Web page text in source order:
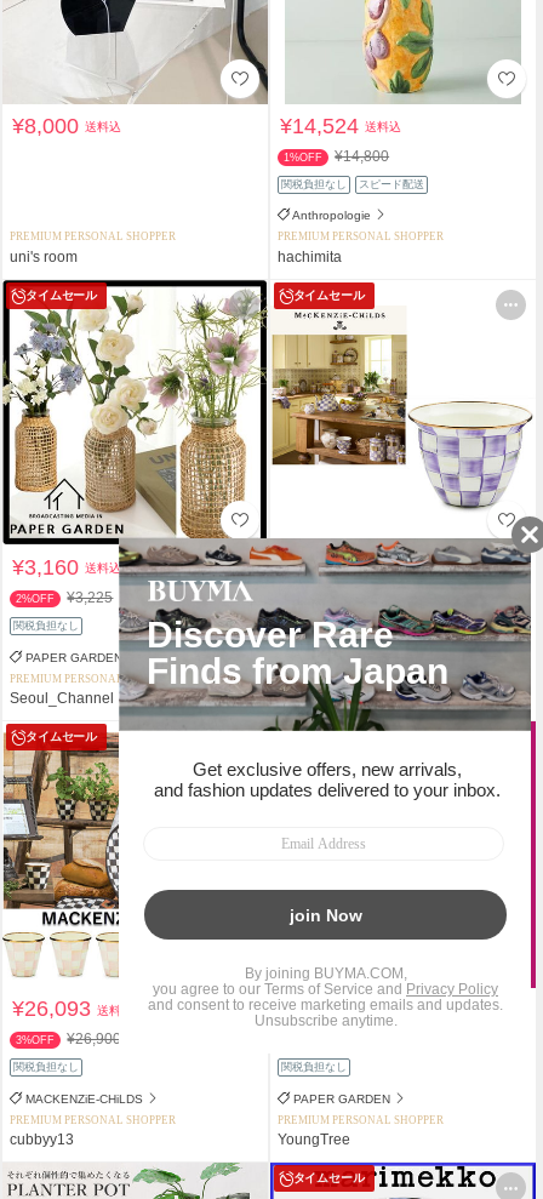
¥8,000送料込
PREMIUM PERSONAL SHOPPER
uni's room
¥14,524送料込
1%OFF ¥14,800
関税負担なし スピード配送
Anthropologie
PREMIUM PERSONAL SHOPPER
hachimita
タイムセール
¥3,160送料込
2%OFF ¥3,225
関税負担なし
PAPER GARDEN
PREMIUM PERSONAL SHOPPER
Seoul_Channel
タイムセール
¥29,003送料込
関税負担なし
MACKENZiE-CHiLDS
PREMIUM PERSONAL SHOPPER
cubbyy13
タイムセール
¥26,093送料込
3%OFF ¥26,900
関税負担なし
MACKENZiE-CHiLDS
PREMIUM PERSONAL SHOPPER
cubbyy13
¥4,361送料込
関税負担なし
PAPER GARDEN
PREMIUM PERSONAL SHOPPER
YoungTree
タイムセール